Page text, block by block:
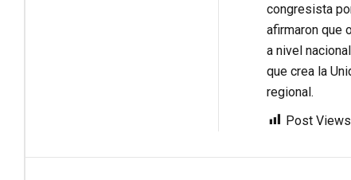
congresista
afirmaron que
a nivel
que crea la
regional.
Post